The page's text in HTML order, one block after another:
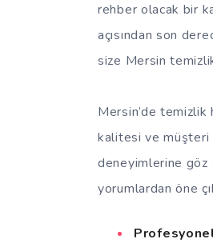
rehber olacak bir
açısından son
size Mersin
Mersin’de
kalitesi ve müşteri
deneyimlerine göz
yorumlardan öne